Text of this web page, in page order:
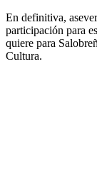
En definitiva,
participación para
quiere para
Cultura.